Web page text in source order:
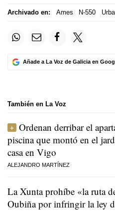
Archivado en: Ames N-550
Añade a La Voz de Galicia en
También en La Voz
Ordenan derribar el
piscina que montó en el
casa en Vigo
ALEJANDRO MARTÍNEZ
La Xunta prohíbe «la ruta
Oubiña por infringir la ley